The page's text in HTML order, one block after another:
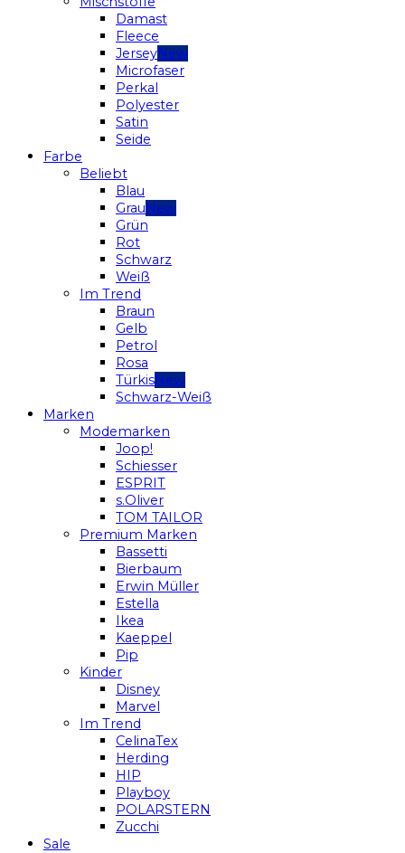
Damast
Fleece
Jersey
Microfaser
Perkal
Polyester
Satin
Seide
Farbe
Beliebt
Blau
Grau
Grün
Rot
Schwarz
Weiß
Im Trend
Braun
Gelb
Petrol
Rosa
Türkis
Schwarz-Weiß
Marken
Modemarken
Joop!
Schiesser
ESPRIT
s.Oliver
TOM TAILOR
Premium Marken
Bassetti
Bierbaum
Erwin Müller
Estella
Ikea
Kaeppel
Pip
Kinder
Disney
Marvel
Im Trend
CelinaTex
Herding
HIP
Playboy
POLARSTERN
Zucchi
Sale